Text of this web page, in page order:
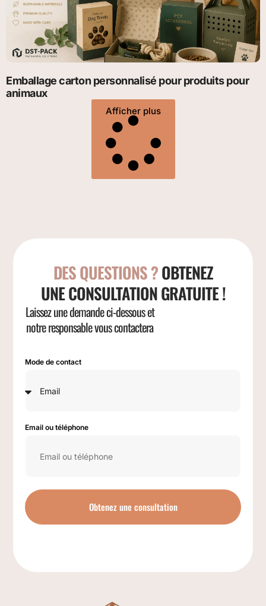
Emballage carton personnalisé pour produits pour
animaux
Afficher plus
DES QUESTIONS ?OBTENEZ
UNE CONSULTATION GRATUITE !
Laissez une demande ci-dessous et
notre responsable vous contactera
Mode de contact
Email ou téléphone
Obtenez une consultation